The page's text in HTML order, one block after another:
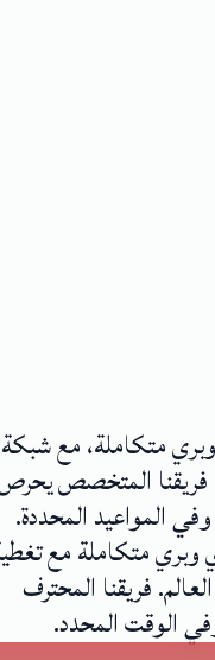
متكاملة، مع شبكة
لأكثر من 50 دولة. فريقنا المتخصص
المواعيد المحددة.
متكاملة مع
دولة حول العالم. فريقنا المحترف
الوقت المحدد.